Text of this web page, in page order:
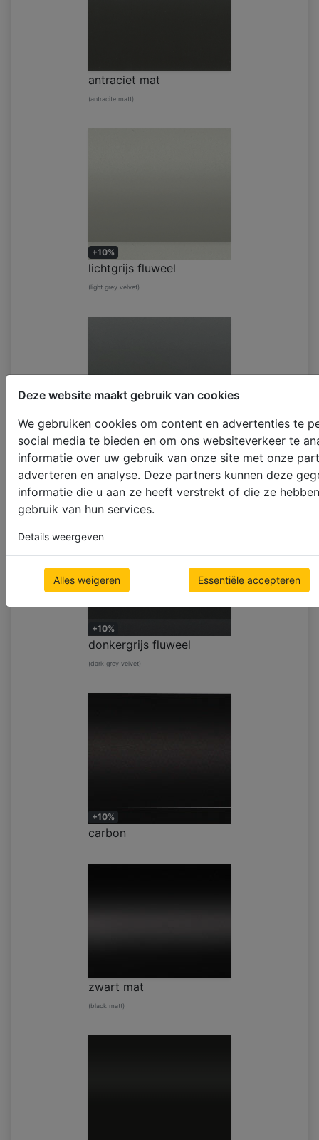
Deze website maakt gebruik van cookies
We gebruiken cookies om content en advertenties te
social media te bieden en om ons websiteverkeer te
informatie over uw gebruik van onze site met onze
adverteren en analyse. Deze partners kunnen deze
informatie die u aan ze heeft verstrekt of die ze
gebruik van hun services.
Details weergeven
Alles weigeren Essentiële accepteren
antraciet mat
(antracite matt)
+10%
lichtgrijs fluweel
(light grey velvet)
+10%
grijs fluweel
(grey velvet)
+10%
donkergrijs fluweel
(dark grey velvet)
+10%
carbon
zwart mat
(black matt)